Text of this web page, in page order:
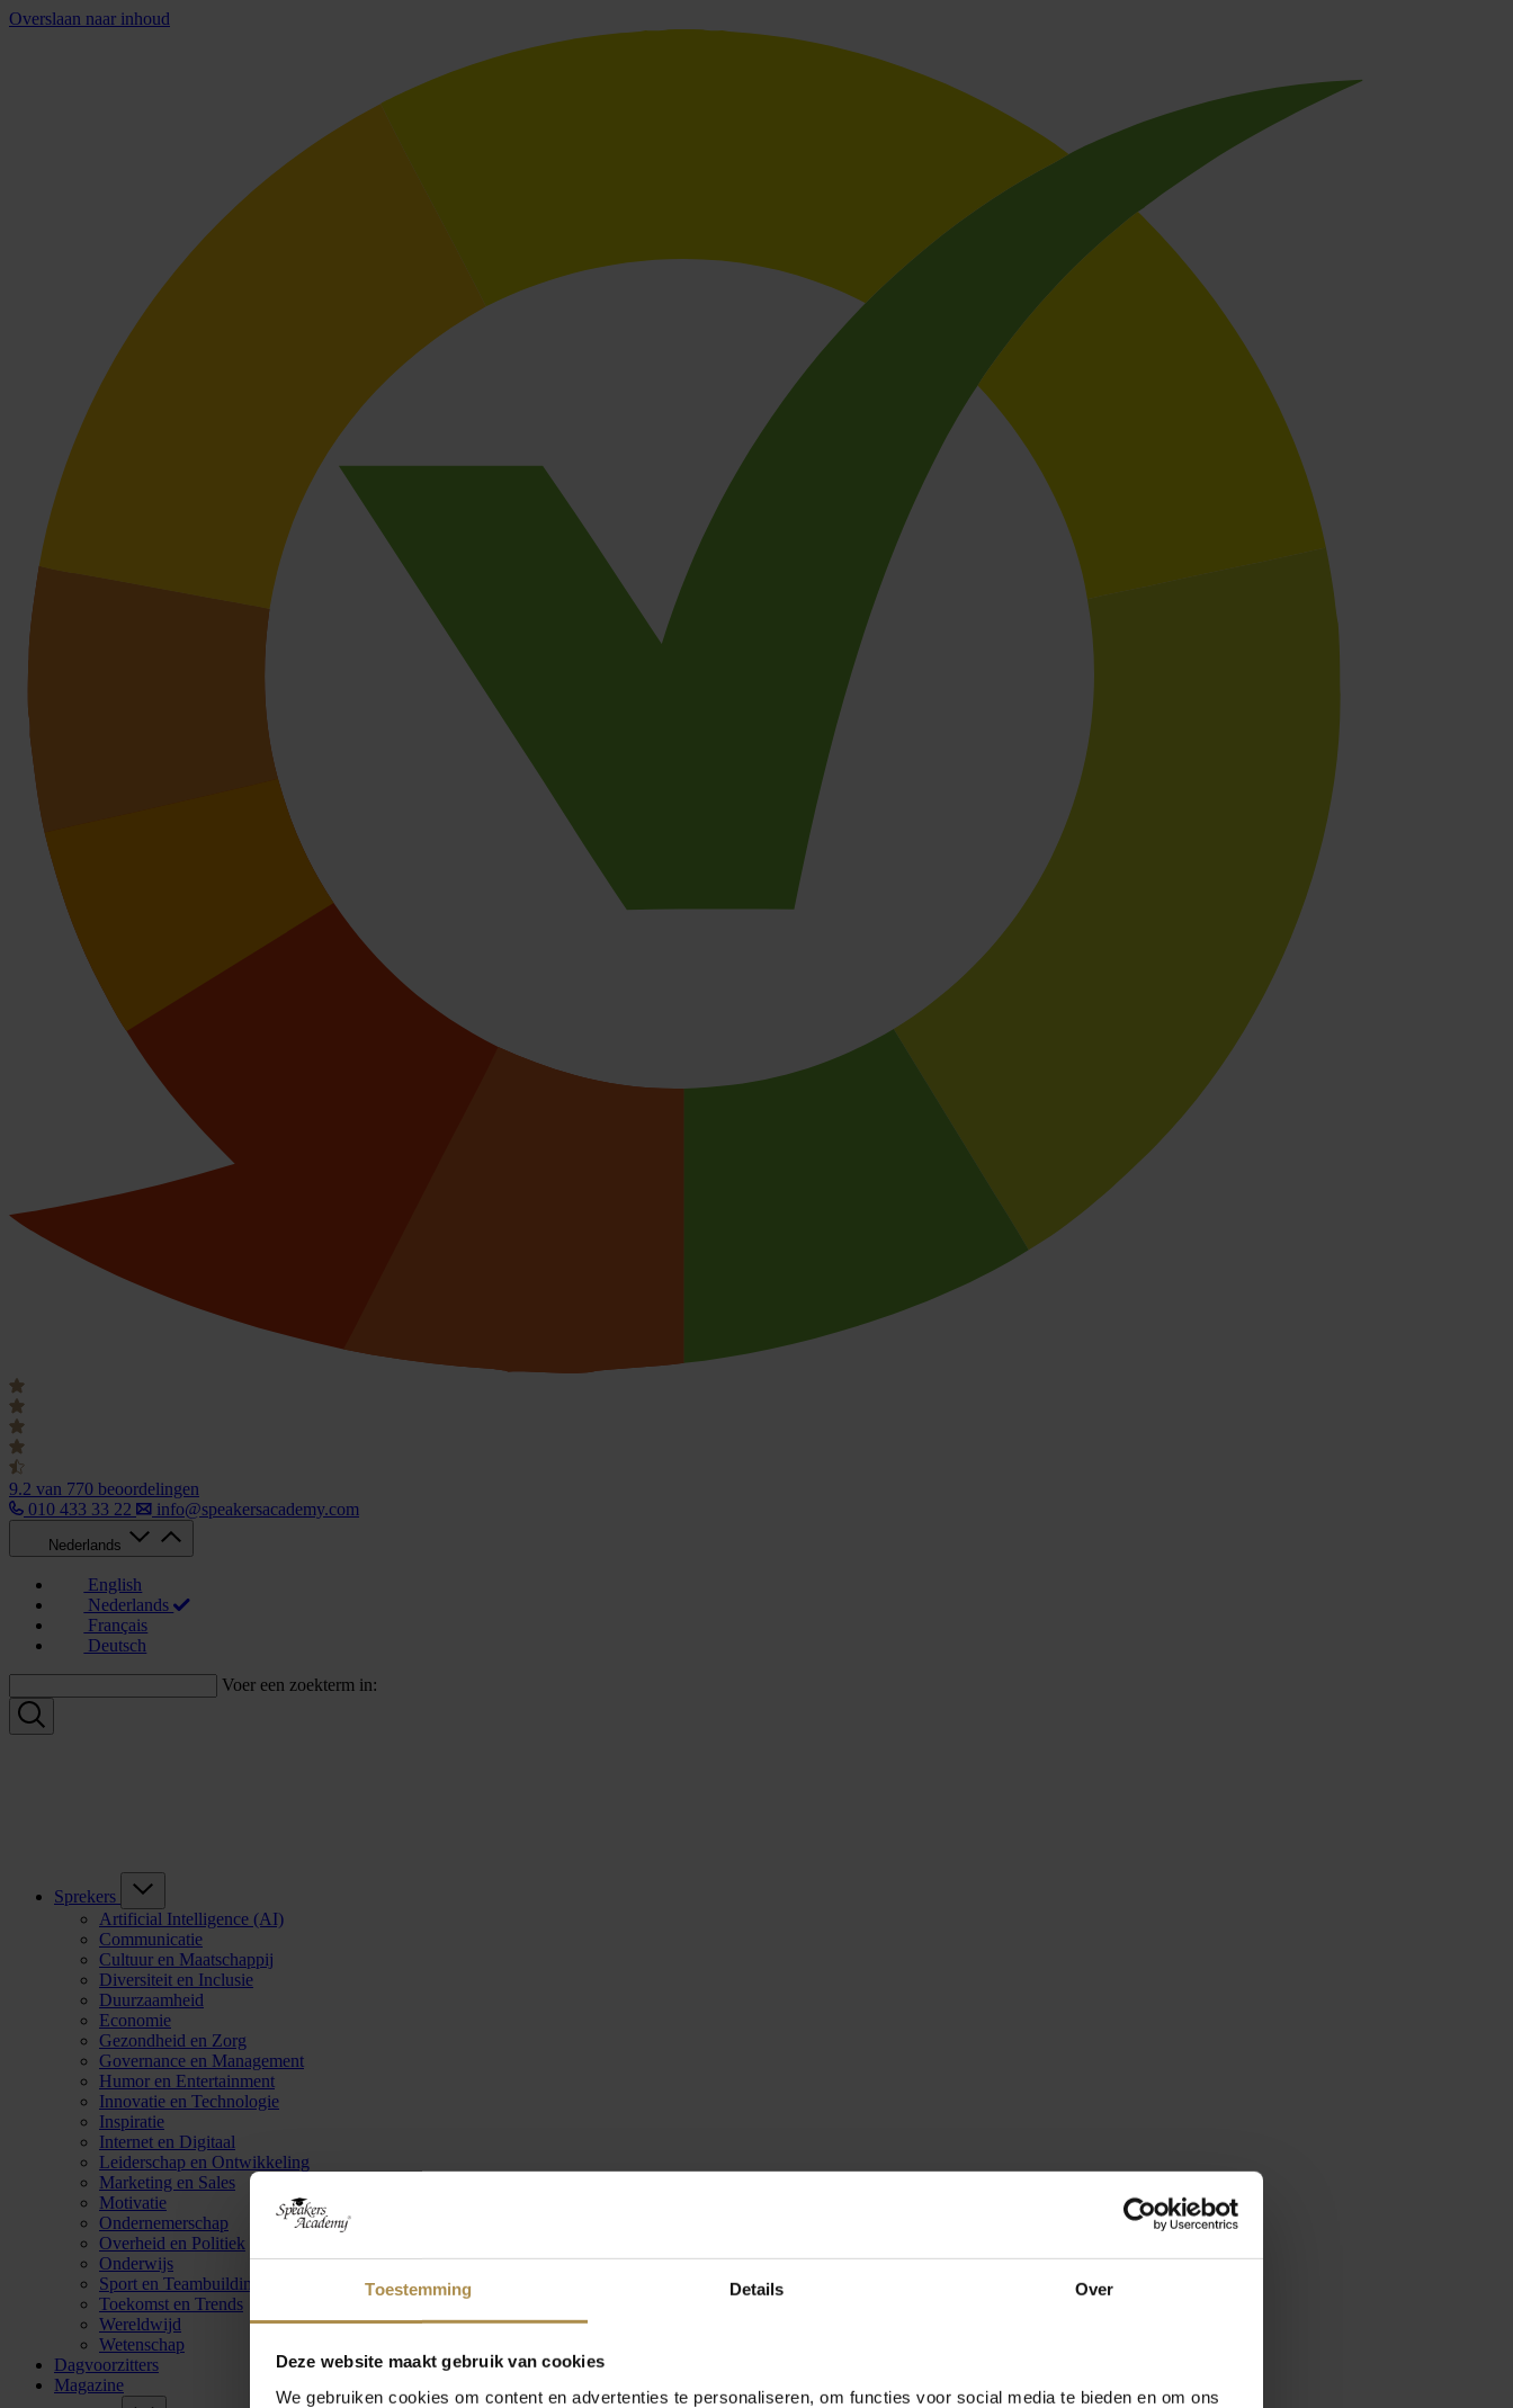
Toestemming Details Over
Deze website maakt gebruik van cookies
We gebruiken cookies om content en advertenties te personaliseren, om functies voor social media te bieden en om ons
Overslaan naar inhoud
9.2 van 770 beoordelingen
010 433 33 22
info@speakersacademy.com
Nederlands
English
Nederlands
Français
Deutsch
Voer een zoekterm in:
Sprekers
Artificial Intelligence (AI)
Communicatie
Cultuur en Maatschappij
Diversiteit en Inclusie
Duurzaamheid
Economie
Gezondheid en Zorg
Governance en Management
Humor en Entertainment
Innovatie en Technologie
Inspiratie
Internet en Digitaal
Leiderschap en Ontwikkeling
Marketing en Sales
Motivatie
Ondernemerschap
Overheid en Politiek
Onderwijs
Sport en Teambuilding
Toekomst en Trends
Wereldwijd
Wetenschap
Dagvoorzitters
Magazine